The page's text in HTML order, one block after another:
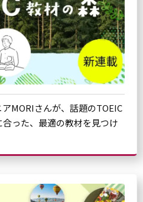
MORIさんが、話題のTOEIC
った、最適の教材を見つけ